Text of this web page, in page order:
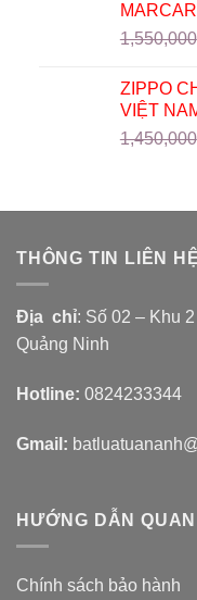
1,550,000
ZIPPO
VIỆT
1,450,000
THÔNG TIN LIÊN HỆ
Địa chỉ: Số 02 – Khu
Quảng Ninh
Hotline: 0824233344
Gmail:
HƯỚNG DẪN
Chính sách bảo hành